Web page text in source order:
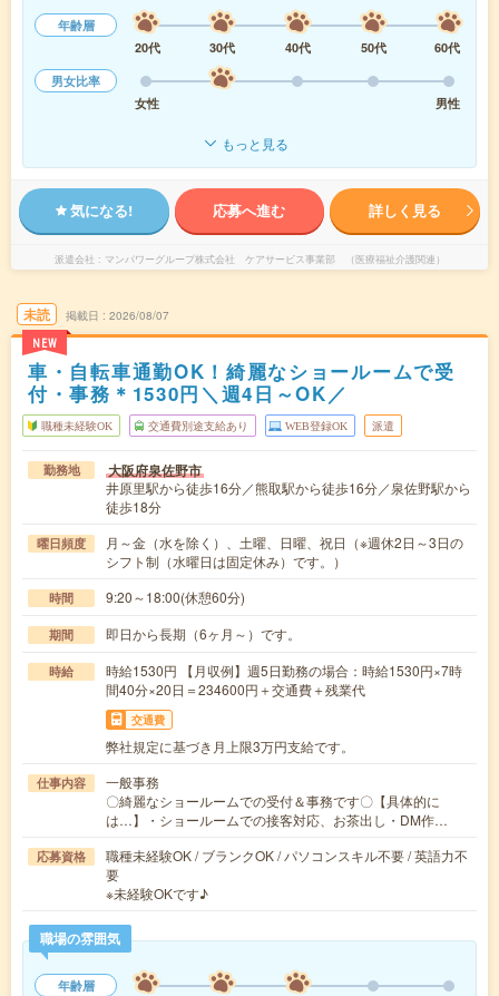
年齢層
20代
30代 40代 50代
60代
男女比率
女性
男性
もっと見る
気になる! 応募へ進む 詳しく見る
派遣会社 マンパワーグループ株式会社 ケアサービス事業部 （医療福祉介護関連）
未読
NEW
掲載日 2026/08/07
車・自転車通勤OK！綺麗なショールームで受
付・事務＊1530円＼週4日～OK／
職種未経験OK 交通費別途支給あり WEB登録OK 派遣
勤務地 大阪府泉佐野市
井原里駅から徒歩16分／熊取駅から徒歩16分／泉佐野駅から
徒歩18分
曜日頻度
月～金（水を除く）、土曜、日曜、祝日（※週休2日～3日の
シフト制（水曜日は固定休み）です。）
時間 9:20～18:00(休憩60分)
期間 即日から長期（6ヶ月～）です。
時給
時給1530円 【月収例】週5日勤務の場合：時給1530円×7時
間40分×20日＝234600円＋交通費＋残業代
交通費
弊社規定に基づき月上限3万円支給です。
仕事内容
一般事務
〇綺麗なショールームでの受付＆事務です〇【具体的に
は…】・ショールームでの接客対応、お茶出し・DM作…
応募資格
職種未経験OK / ブランクOK / パソコンスキル不要 / 英語力不
要
※未経験OKです♪
職場の雰囲気
年齢層